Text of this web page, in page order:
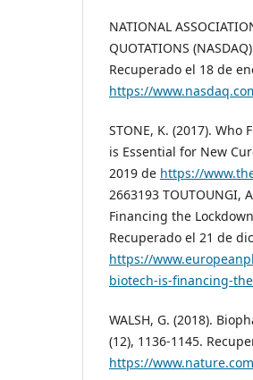
NATIONAL
QUOTATIONS
Recuperado el 18 de
https://
STONE, K. (2017).
is Essential for New
2019 de https://
2663193 TOUTOUNGI,
Financing the
Recuperado el 21 de
https://
biotech-is-financing-
WALSH, G. (2018).
(12), 1136-1145.
https://